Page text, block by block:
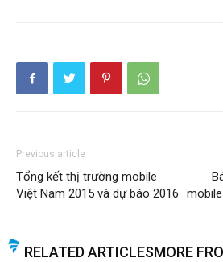
Previous article
Tổng kết thị trường mobile
Việt Nam 2015 và dự báo 2016
RELATED ARTICLESMORE